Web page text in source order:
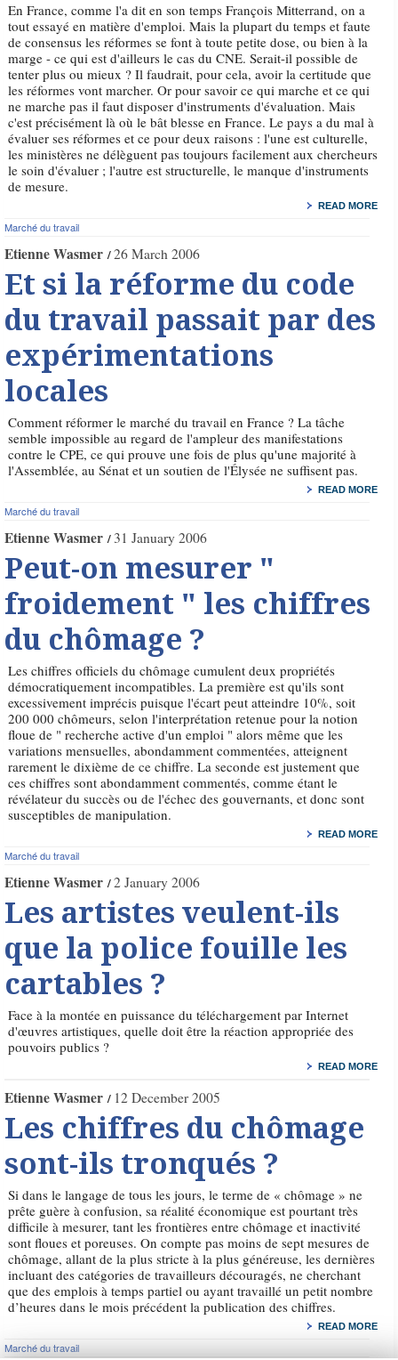
En France, comme l'a dit en son temps François Mitterrand, on a
tout essayé en matière d'emploi. Mais la plupart du temps et faute
de consensus les réformes se font à toute petite dose, ou bien à la
marge - ce qui est d'ailleurs le cas du CNE. Serait-il possible de
tenter plus ou mieux ? Il faudrait, pour cela, avoir la certitude que
les réformes vont marcher. Or pour savoir ce qui marche et ce qui
ne marche pas il faut disposer d'instruments d'évaluation. Mais
c'est précisément là où le bât blesse en France. Le pays a du mal à
évaluer ses réformes et ce pour deux raisons : l'une est culturelle,
les ministères ne délèguent pas toujours facilement aux chercheurs
le soin d'évaluer ; l'autre est structurelle, le manque d'instruments
de mesure.
READ MORE
Marché du travail
Etienne Wasmer 26 March 2006
Et si la réforme du code
du travail passait par des
expérimentations
locales
Comment réformer le marché du travail en France ? La tâche
semble impossible au regard de l'ampleur des manifestations
contre le CPE, ce qui prouve une fois de plus qu'une majorité à
l'Assemblée, au Sénat et un soutien de l'Élysée ne suffisent pas.
READ MORE
Marché du travail
Etienne Wasmer 31 January 2006
Peut-on mesurer "
froidement " les chiffres
du chômage ?
Les chiffres officiels du chômage cumulent deux propriétés
démocratiquement incompatibles. La première est qu'ils sont
excessivement imprécis puisque l'écart peut atteindre 10%, soit
200 000 chômeurs, selon l'interprétation retenue pour la notion
floue de " recherche active d'un emploi " alors même que les
variations mensuelles, abondamment commentées, atteignent
rarement le dixième de ce chiffre. La seconde est justement que
ces chiffres sont abondamment commentés, comme étant le
révélateur du succès ou de l'échec des gouvernants, et donc sont
susceptibles de manipulation.
READ MORE
Marché du travail
Etienne Wasmer 2 January 2006
Les artistes veulent-ils
que la police fouille les
cartables ?
Face à la montée en puissance du téléchargement par Internet
d'œuvres artistiques, quelle doit être la réaction appropriée des
pouvoirs publics ?
READ MORE
Etienne Wasmer 12 December 2005
Les chiffres du chômage
sont-ils tronqués ?
Si dans le langage de tous les jours, le terme de « chômage » ne
prête guère à confusion, sa réalité économique est pourtant très
difficile à mesurer, tant les frontières entre chômage et inactivité
sont floues et poreuses. On compte pas moins de sept mesures de
chômage, allant de la plus stricte à la plus généreuse, les dernières
incluant des catégories de travailleurs découragés, ne cherchant
que des emplois à temps partiel ou ayant travaillé un petit nombre
d’heures dans le mois précédent la publication des chiffres.
READ MORE
Marché du travail